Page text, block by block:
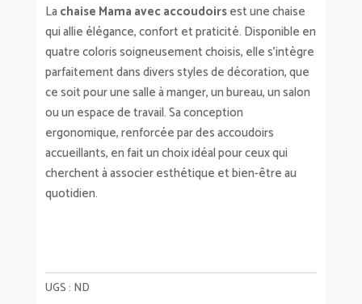
La chaise Mama avec accoudoirsest une chaise
qui allie élégance, confort et praticité. Disponible en
quatre coloris soigneusement choisis, elle s’intègre
parfaitement dans divers styles de décoration, que
ce soit pour une salle à manger, un bureau, un salon
ou un espace de travail. Sa conception
ergonomique, renforcée par des accoudoirs
accueillants, en fait un choix idéal pour ceux qui
cherchent à associer esthétique et bien-être au
quotidien.
UGS : ND